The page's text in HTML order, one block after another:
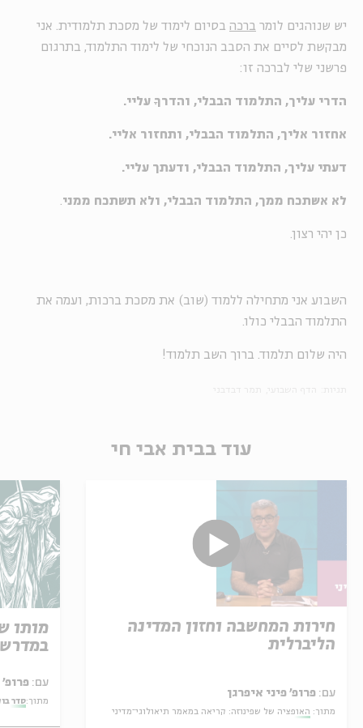
יש שנוהגים לומר ברכה בסיום לימוד של מסכת תלמודית. אני
מבקשת לסיים את הסבב הנוכחי של לימוד התלמוד, בתרגום
פרשני שלי לברכה זו:
הדרי עליך, התלמוד הבבלי, והדרךָ עליי.
אחזור אליך, התלמוד הבבלי, ותחזור אליי.
דעתי עליך, התלמוד הבבלי, ודעתך עליי.
לא אשתכח ממך, התלמוד הבבלי, ולא תשתכח ממני
כן יהי רצון.
השבוע אני מתחילה ללמוד (שוב) את מסכת ברכות, ועמה את
התלמוד הבבלי כולו.
היה שלום תלמוד. ברוך השב תלמוד!
עוד בבית אבי חי
חירות המחשבה וחזון המדינה
הליברלית
עם: פרופ' פיני איפרגן
מתוך: האופציה של שפינוזה: קריאה במאמר תיאולוגי־מדיני
מותו
עם: פרופ' אביגדור שנאן
מתוך:סדר